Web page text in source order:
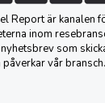
Report är kanalen
inom
som
påverkar vår bransch.